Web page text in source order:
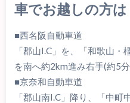
車でお越しの方は
■西名阪自動車道
「郡山I.C」を、「和歌山
を南へ約2km進み右手(約5
■京奈和自動車道
「郡山南I.C」降り、「中